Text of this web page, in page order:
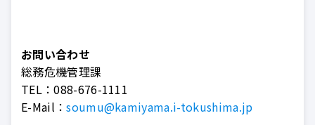
お問い合わせ
総務危機管理課
TEL：088-676-1111
E-Mail：soumu@kamiyama.i-tokushima.jp